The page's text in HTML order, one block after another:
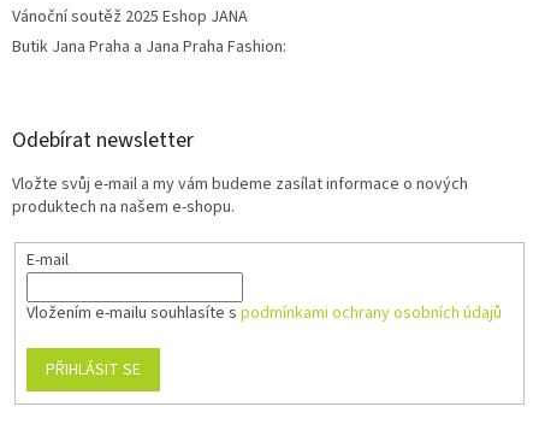
Vánoční soutěž 2025 Eshop JANA
Butik Jana Praha a Jana Praha Fashion:
Odebírat newsletter
Vložte svůj e-mail a my vám budeme zasílat informace o nových
produktech na našem e-shopu.
E-mail
Vložením e-mailu souhlasíte s podmínkami ochrany osobních údajů
PŘIHLÁSIT SE